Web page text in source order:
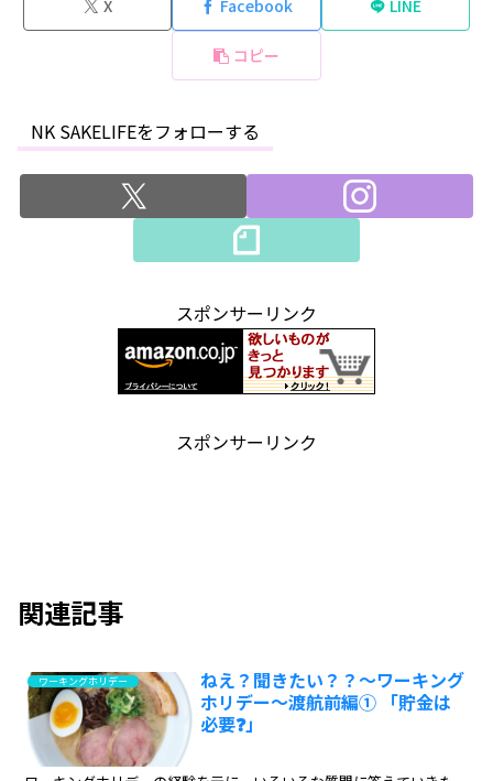
X Facebook LINE
コピー
NK SAKELIFEをフォローする
スポンサーリンク
スポンサーリンク
関連記事
ワーキングホリデー
ねえ？聞きたい？？～ワーキング
ホリデー～渡航前編① 「貯金は
必要❓」